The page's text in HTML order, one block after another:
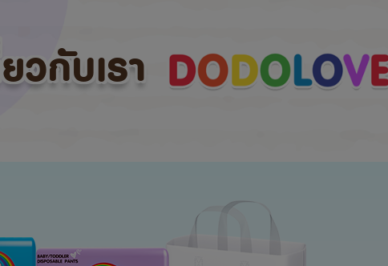
วกับเรา